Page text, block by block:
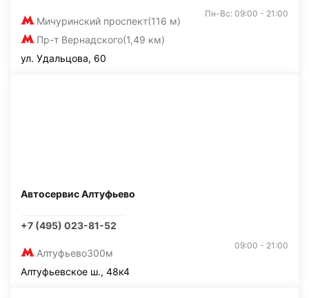
Мичуринский проспект(116 м)
Пр-т Вернадского(1,49 км)
Пн-Вс: 09:00 - 21:00
ул. Удальцова, 60
Автосервис Алтуфьево
+7 (495) 023-81-52
Алтуфьево300м
09:00 - 21:00
Алтуфьевское ш., 48к4